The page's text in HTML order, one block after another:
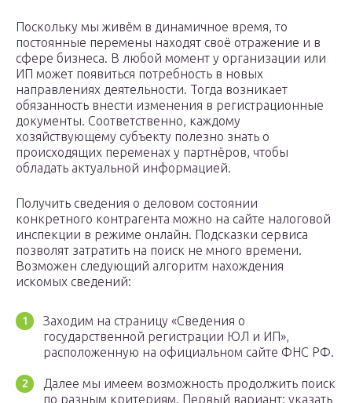
Поскольку мы живём в динамичное время, то
постоянные перемены находят своё отражение и в
сфере бизнеса. В любой момент у организации или
ИП может появиться потребность в новых
направлениях деятельности. Тогда возникает
обязанность внести изменения в регистрационные
документы. Соответственно, каждому
хозяйствующему субъекту полезно знать о
происходящих переменах у партнёров, чтобы
обладать актуальной информацией.
Получить сведения о деловом состоянии
конкретного контрагента можно на сайте налоговой
инспекции в режиме онлайн. Подсказки сервиса
позволят затратить на поиск не много времени.
Возможен следующий алгоритм нахождения
искомых сведений:
Заходим на страницу «Сведения о
государственной регистрации ЮЛ и ИП»,
расположенную на официальном сайте ФНС РФ.
Далее мы имеем возможность продолжить поиск
по разным критериям. Первый вариант: указать